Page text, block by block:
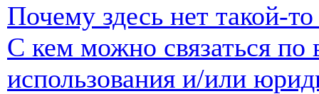
Почему здесь нет такой-
С кем можно связаться по
использования и/или